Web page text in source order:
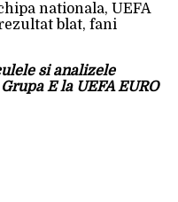
nationala, UEFA
blat, fani
si analizele
E la UEFA EURO